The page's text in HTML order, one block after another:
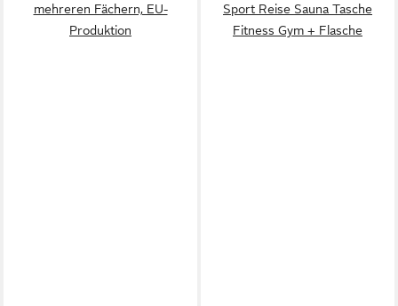
mehreren Fächern, EU-
Produktion
Sport Reise Sauna Tasche
Fitness Gym + Flasche